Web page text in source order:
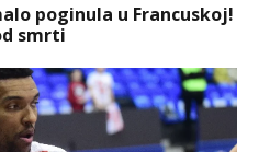
poginula u Francuskoj!
smrti